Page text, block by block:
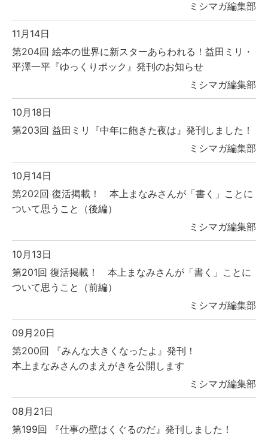
ミシマガ編集部
11月14日
第204回 絵本の世界に新スターあらわれる！益田ミリ・
平澤一平『ゆっくりポック』発刊のお知らせ
ミシマガ編集部
10月18日
第203回 益田ミリ『中年に飽きた夜は』発刊しました！
ミシマガ編集部
10月14日
第202回 復活掲載！ 本上まなみさんが「書く」ことに
ついて思うこと（後編）
ミシマガ編集部
10月13日
第201回 復活掲載！ 本上まなみさんが「書く」ことに
ついて思うこと（前編）
ミシマガ編集部
09月20日
第200回 『みんな大きくなったよ』発刊！
本上まなみさんのまえがきを公開します
ミシマガ編集部
08月21日
第199回 『仕事の壁はくぐるのだ』発刊しました！